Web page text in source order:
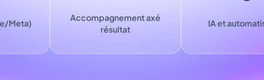
Meta)
Accompagnement axé
résultat
IA et